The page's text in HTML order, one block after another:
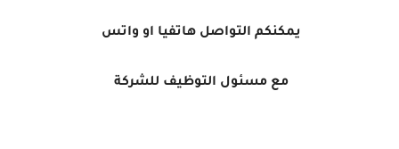
يمكنكم التواصل هاتفيا او واتس
مع مسئول التوظيف للشركة